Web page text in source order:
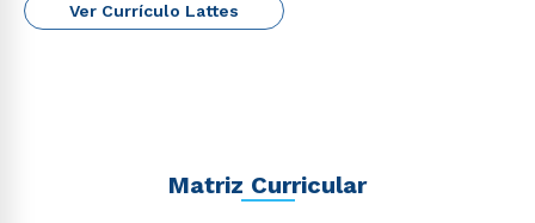
Ver Currículo Lattes
Matriz Curricular